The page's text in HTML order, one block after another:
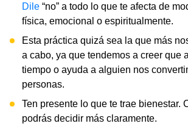
Dile “no” a todo lo que te afecta de
física, emocional o espiritualmente.
Esta práctica quizá sea la que más
a cabo, ya que tendemos a creer que
tiempo o ayuda a alguien nos
personas.
Ten presente lo que te trae bienestar.
podrás decidir más claramente.